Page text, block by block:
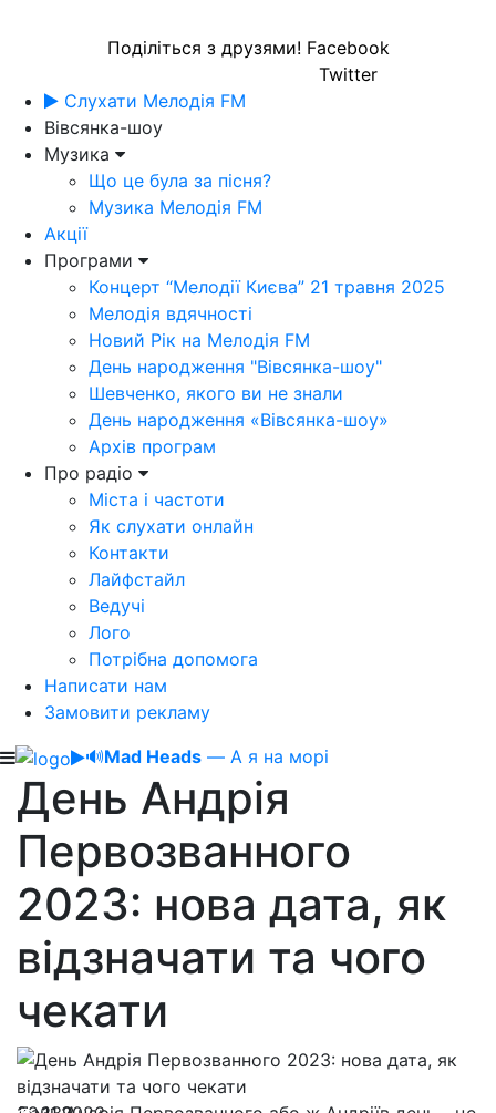
Поділіться з друзями! Facebook
Twitter
Слухати Мелодія FM
Вівсянка-шоу
Музика
Що це була за пісня?
Музика Мелодія FM
Акції
Програми
Концерт “Мелодії Києва” 21 травня 2025
Мелодія вдячності
Новий Рік на Мелодія FM
День народження "Вівсянка-шоу"
Шевченко, якого ви не знали
День народження «Вівсянка-шоу»
Архів програм
Про радіо
Міста і частоти
Як слухати онлайн
Контакти
Лайфстайл
Ведучі
Лого
Потрібна допомога
Написати нам
Замовити рекламу
🔊Mad Heads — А я на морі
День Андрія
Первозванного
2023: нова дата, як
відзначати та чого
чекати